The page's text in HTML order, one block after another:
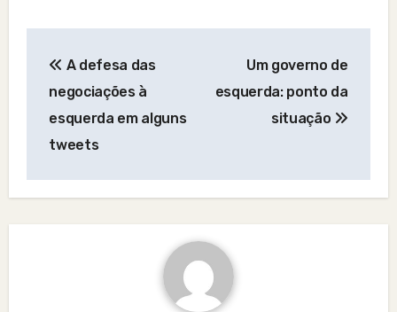
navigation
A defesa das
negociações à
esquerda em alguns
tweets
Um governo de
esquerda: ponto da
situação